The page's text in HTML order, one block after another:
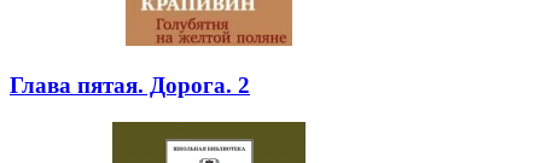
Глава пятая. Дорога. 2